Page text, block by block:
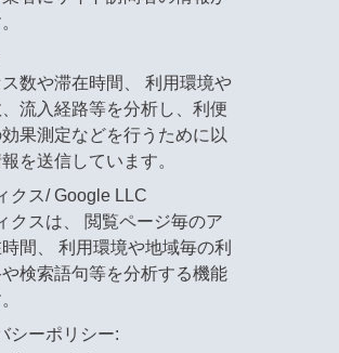
数や滞在時間、 利用環境や
流入経路等を分析し、利便
果測定などを行うために以
を送信しています。
クス/ Google LLC
クスは、 閲覧ページ毎のア
間、 利用環境や地域毎の利
検索語句等を分析する機能
シーポリシー: